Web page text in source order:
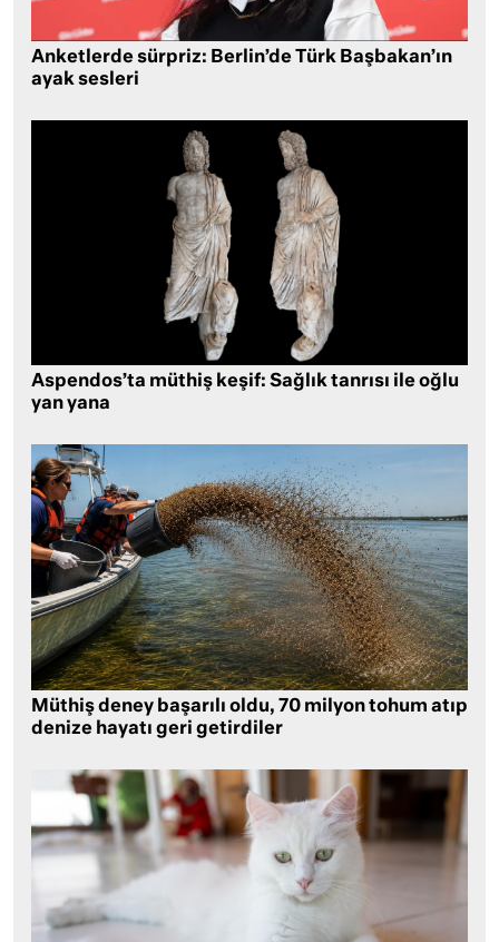
Anketlerde sürpriz: Berlin’de Türk Başbakan’ın
ayak sesleri
Aspendos’ta müthiş keşif: Sağlık tanrısı ile oğlu
yan yana
Müthiş deney başarılı oldu, 70 milyon tohum atıp
denize hayatı geri getirdiler